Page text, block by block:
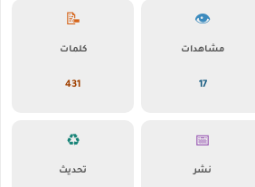
👁️
مشاهدات
17
📝
كلمات
431
📅
نشر
♻️
تحديث